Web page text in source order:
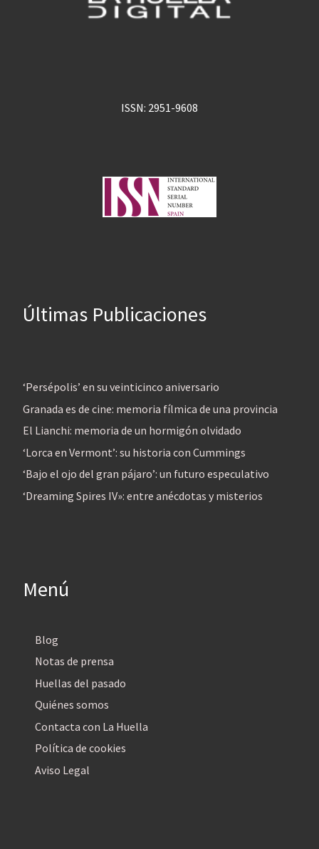
ISSN: 2951-9608
Últimas Publicaciones
‘Persépolis’ en su veinticinco aniversario
Granada es de cine: memoria fílmica de una provincia
El Lianchi: memoria de un hormigón olvidado
‘Lorca en Vermont’: su historia con Cummings
‘Bajo el ojo del gran pájaro’: un futuro especulativo
‘Dreaming Spires IV»: entre anécdotas y misterios
Menú
Blog
Notas de prensa
Huellas del pasado
Quiénes somos
Contacta con La Huella
Política de cookies
Aviso Legal